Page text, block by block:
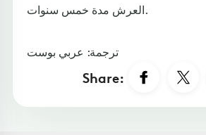
العرش مدة خمس سنوات.
ترجمة: عربي بوست
Share: